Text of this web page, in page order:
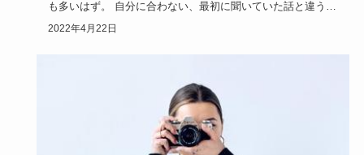
も多いはず。 自分に合わない、最初に聞いていた話と違う仕
事をやり続け…
2022年4月22日